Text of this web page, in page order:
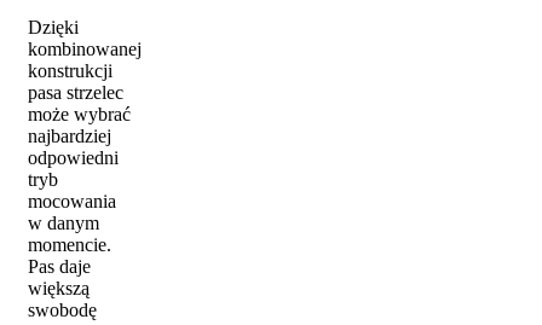
Dzięki
kombinowanej
konstrukcji
pasa strzelec
może wybrać
najbardziej
odpowiedni
tryb
mocowania
w danym
momencie.
Pas daje
większą
swobodę